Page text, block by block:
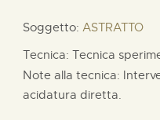
Soggetto: ASTRATTO
Tecnica: Tecnica
Note alla tecnica:
acidatura diretta.